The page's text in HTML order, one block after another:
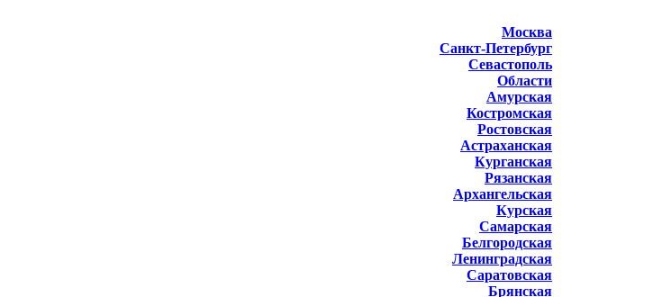
Москва
Санкт-Петербург
Севастополь
Области
Амурская
Костромская
Ростовская
Астраханская
Курганская
Рязанская
Архангельская
Курская
Самарская
Белгородская
Ленинградская
Саратовская
Брянская